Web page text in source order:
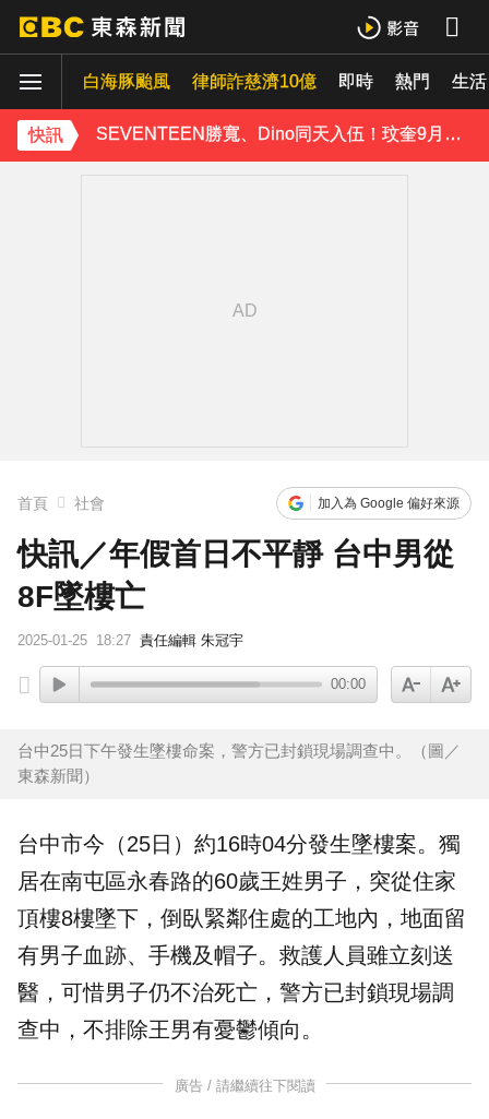
白海豚颱風 律師詐慈濟10億 即時 熱門 生活
快訊
富婆砸錢拍短劇塞60場吻戲！男星爆「開房被包養」 親上火線揭真相
SEVENTEEN勝寬、Dino同天入伍！玟奎9月服替代役
泰男團Dragon 5男星爆死訊！騎單車離家失聯 陳屍河中驚見「20公斤重物」
下載東森App，隨時掌握天下大小事！
首頁 社會 加入為 Google 偏好來源
快訊／年假首日不平靜 台中男從
8F墜樓亡
2025-01-25 18:27 責任編輯 朱冠宇
00:00
台中25日下午發生墜樓命案，警方已封鎖現場調查中。（圖／
東森新聞）
台中市今（25日）約16時04分發生墜樓案。獨
居在南屯區永春路的60歲王姓男子，突從住家
頂樓8樓墜下，倒臥緊鄰住處的工地內，地面留
有男子血跡、手機及帽子。救護人員雖立刻送
醫，可惜男子仍不治死亡，警方已封鎖現場調
查中，不排除王男有憂鬱傾向。
廣告 / 請繼續往下閱讀